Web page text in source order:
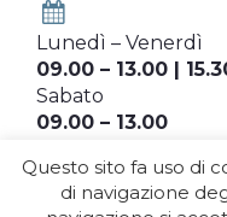
Lunedì – Venerdì
09.00 – 13.00 |
Sabato
09.00 – 13.00
Questo sito fa uso di
di navigazione